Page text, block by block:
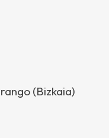
(Bizkaia)